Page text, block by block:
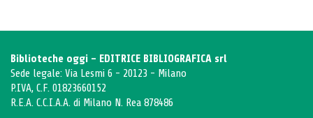
Biblioteche oggi - EDITRICE BIBLIOGRAFICA srl
Sede legale: Via Lesmi 6 - 20123 - Milano
P.IVA, C.F. 01823660152
R.E.A. C.C.I.A.A. di Milano N. Rea 878486